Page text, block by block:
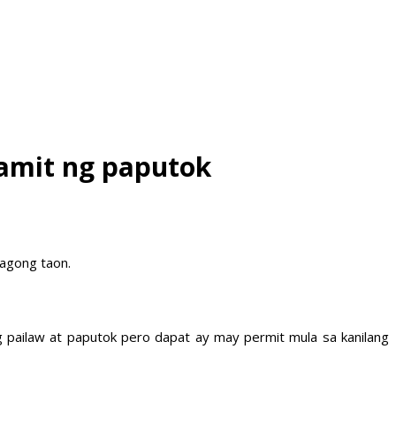
ng paputok
taon.
at paputok pero dapat ay may permit mula sa kanilang